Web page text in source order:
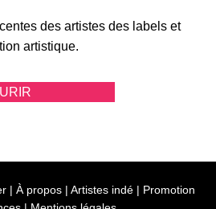
des artistes des labels et
artistique.
| À propos| Artistes indé| Promotion